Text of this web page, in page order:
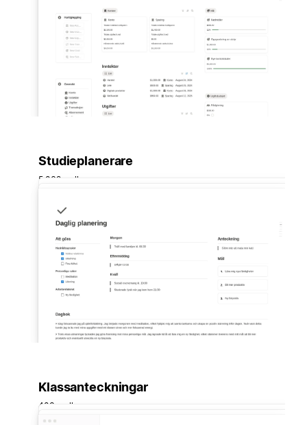
Studieplanerare
5 062 mallar
Klassanteckningar
403 mallar